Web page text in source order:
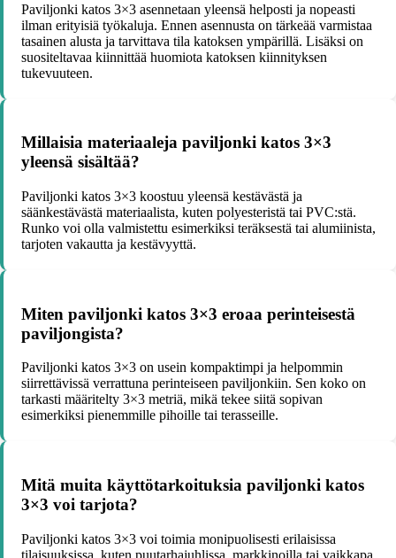
Paviljonki katos 3×3 asennetaan yleensä helposti ja nopeasti
ilman erityisiä työkaluja. Ennen asennusta on tärkeää varmistaa
tasainen alusta ja tarvittava tila katoksen ympärillä. Lisäksi on
suositeltavaa kiinnittää huomiota katoksen kiinnityksen
tukevuuteen.
Millaisia materiaaleja paviljonki katos 3×3
yleensä sisältää?
Paviljonki katos 3×3 koostuu yleensä kestävästä ja
säänkestävästä materiaalista, kuten polyesteristä tai PVC:stä.
Runko voi olla valmistettu esimerkiksi teräksestä tai alumiinista,
tarjoten vakautta ja kestävyyttä.
Miten paviljonki katos 3×3 eroaa perinteisestä
paviljongista?
Paviljonki katos 3×3 on usein kompaktimpi ja helpommin
siirrettävissä verrattuna perinteiseen paviljonkiin. Sen koko on
tarkasti määritelty 3×3 metriä, mikä tekee siitä sopivan
esimerkiksi pienemmille pihoille tai terasseille.
Mitä muita käyttötarkoituksia paviljonki katos
3×3 voi tarjota?
Paviljonki katos 3×3 voi toimia monipuolisesti erilaisissa
tilaisuuksissa, kuten puutarhajuhlissa, markkinoilla tai vaikkapa